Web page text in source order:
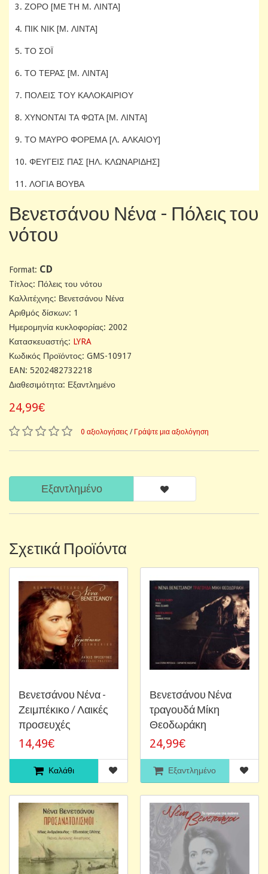
3. ΖΟΡΟ [ΜΕ ΤΗ Μ. ΛΙΝΤΑ]
4. ΠΙΚ ΝΙΚ [Μ. ΛΙΝΤΑ]
5. ΤΟ ΣΟΪ
6. ΤΟ ΤΕΡΑΣ [Μ. ΛΙΝΤΑ]
7. ΠΟΛΕΙΣ ΤΟΥ ΚΑΛΟΚΑΙΡΙΟΥ
8. ΧΥΝΟΝΤΑΙ ΤΑ ΦΩΤΑ [Μ. ΛΙΝΤΑ]
9. ΤΟ ΜΑΥΡΟ ΦΟΡΕΜΑ [Λ. ΑΛΚΑΙΟΥ]
10. ΦΕΥΓΕΙΣ ΠΑΣ [ΗΛ. ΚΛΩΝΑΡΙΔΗΣ]
11. ΛΟΓΙΑ ΒΟΥΒΑ
Βενετσάνου Νένα - Πόλεις του
νότου
Format: CD
Tίτλος: Πόλεις του νότου
Καλλιτέχνης: Βενετσάνου Νένα
Αριθμός δίσκων: 1
Ημερομηνία κυκλοφορίας: 2002
Κατασκευαστής: LYRA
Κωδικός Προϊόντος: GMS-10917
EAN: 5202482732218
Διαθεσιμότητα: Εξαντλημένο
24,99€
0 αξιολογήσεις / Γράψτε μια αξιολόγηση
Εξαντλημένο
Σχετικά Προϊόντα
Βενετσάνου Νένα -
Ζειμπέκικο / Λαικές
προσευχές
14,49€
Καλάθι
Βενετσάνου Νένα
τραγουδά Μίκη
Θεοδωράκη
24,99€
Εξαντλημένο